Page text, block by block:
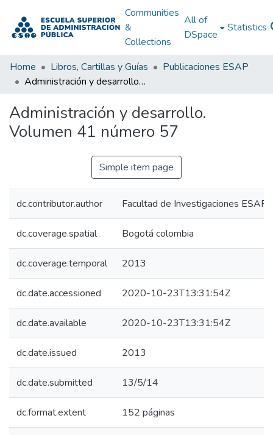
Communities
&
Collections
All of
DSpace
Statistics
Home Libros, Cartillas y Guías
Publicaciones ESAP
Administración y desarrollo. Volumen 41 número 57
Administración y desarrollo.
Volumen 41 número 57
Simple item page
dc.contributor.author Facultad de Investigaciones ESAP
dc.coverage.spatial Bogotá colombia
dc.coverage.temporal 2013
dc.date.accessioned 2020-10-23T13:31:54Z
dc.date.available 2020-10-23T13:31:54Z
dc.date.issued 2013
dc.date.submitted 13/5/14
dc.format.extent 152 páginas